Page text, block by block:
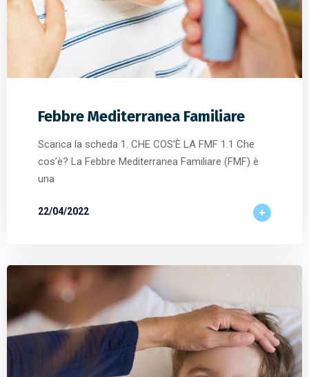
Febbre Mediterranea Familiare
Scarica la scheda 1. CHE COS’È LA FMF 1.1 Che
cos’è? La Febbre Mediterranea Familiare (FMF) è
una
22/04/2022